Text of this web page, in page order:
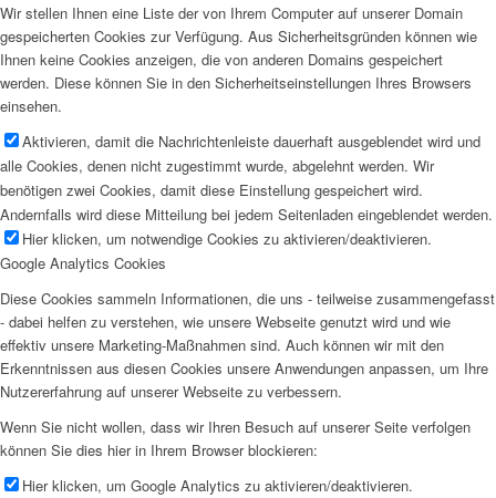
Wir stellen Ihnen eine Liste der von Ihrem Computer auf unserer Domain
gespeicherten Cookies zur Verfügung. Aus Sicherheitsgründen können wie
Ihnen keine Cookies anzeigen, die von anderen Domains gespeichert
werden. Diese können Sie in den Sicherheitseinstellungen Ihres Browsers
einsehen.
Aktivieren, damit die Nachrichtenleiste dauerhaft ausgeblendet wird und
alle Cookies, denen nicht zugestimmt wurde, abgelehnt werden. Wir
benötigen zwei Cookies, damit diese Einstellung gespeichert wird.
Andernfalls wird diese Mitteilung bei jedem Seitenladen eingeblendet werden.
Hier klicken, um notwendige Cookies zu aktivieren/deaktivieren.
Google Analytics Cookies
Diese Cookies sammeln Informationen, die uns - teilweise zusammengefasst
- dabei helfen zu verstehen, wie unsere Webseite genutzt wird und wie
effektiv unsere Marketing-Maßnahmen sind. Auch können wir mit den
Erkenntnissen aus diesen Cookies unsere Anwendungen anpassen, um Ihre
Nutzererfahrung auf unserer Webseite zu verbessern.
Wenn Sie nicht wollen, dass wir Ihren Besuch auf unserer Seite verfolgen
können Sie dies hier in Ihrem Browser blockieren:
Hier klicken, um Google Analytics zu aktivieren/deaktivieren.